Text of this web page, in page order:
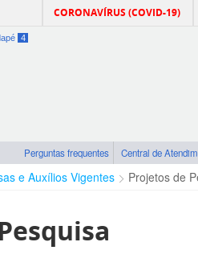
CORONAVÍRUS (COVID-19)
4
Perguntas frequentes Central de
e Auxílios Vigentes Projetos de